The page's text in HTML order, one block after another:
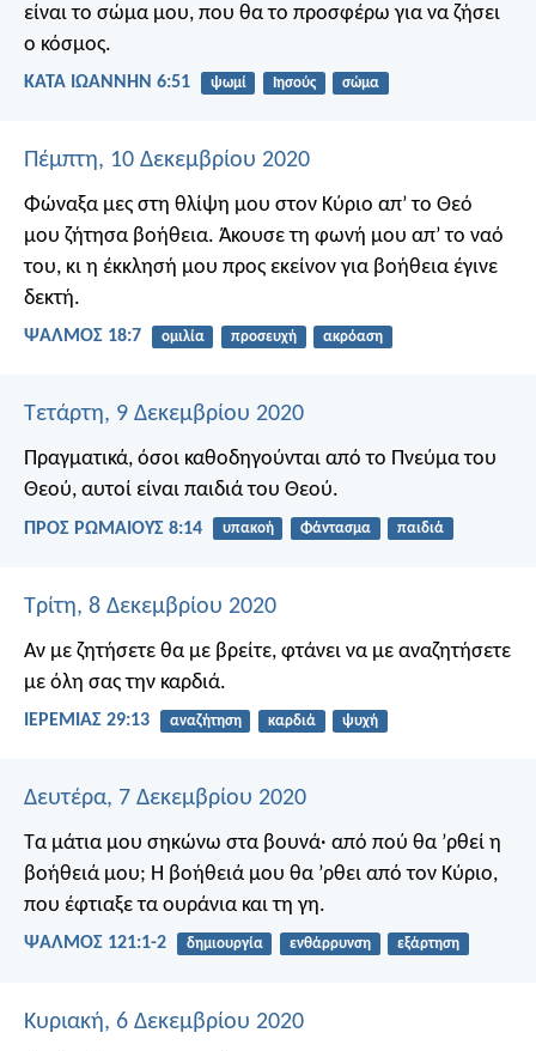
είναι το σώμα μου, που θα το προσφέρω για να ζήσει
ο κόσμος.
ΚΑΤΑ ΙΩΑΝΝΗΝ 6:51 ψωμί Ιησούς σώμα
Πέμπτη, 10 Δεκεμβρίου 2020
Φώναξα μες στη θλίψη μου στον Κύριο απ’ το Θεό
μου ζήτησα βοήθεια. Άκουσε τη φωνή μου απ’ το ναό
του, κι η έκκλησή μου προς εκείνον για βοήθεια έγινε
δεκτή.
ΨΑΛΜΌΣ 18:7 ομιλία προσευχή ακρόαση
Τετάρτη, 9 Δεκεμβρίου 2020
Πραγματικά, όσοι καθοδηγούνται από το Πνεύμα του
Θεού, αυτοί είναι παιδιά του Θεού.
ΠΡΟΣ ΡΩΜΑΙΟΥΣ 8:14 υπακοή Φάντασμα παιδιά
Τρίτη, 8 Δεκεμβρίου 2020
Αν με ζητήσετε θα με βρείτε, φτάνει να με αναζητήσετε
με όλη σας την καρδιά.
ΙΕΡΕΜΙΑΣ 29:13 αναζήτηση καρδιά ψυχή
Δευτέρα, 7 Δεκεμβρίου 2020
Τα μάτια μου σηκώνω στα βουνά· από πού θα ’ρθεί η
βοήθειά μου; Η βοήθειά μου θα ’ρθει από τον Κύριο,
που έφτιαξε τα ουράνια και τη γη.
ΨΑΛΜΌΣ 121:1-2 δημιουργία ενθάρρυνση εξάρτηση
Κυριακή, 6 Δεκεμβρίου 2020